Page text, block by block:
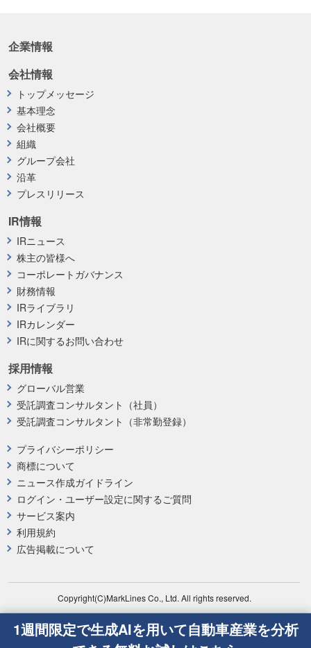
企業情報
プライバシーポリシー
商標について
ニュース作成ガイドライン
ログイン・ユーザー設定に関するご質問
サービス案内
利用規約
広告掲載について
採用情報
グローバル営業
受託調査コンサルタント（社員）
受託調査コンサルタント（非常勤登録）
会社情報
トップメッセージ
基本理念
会社概要
組織
グループ会社
沿革
プレスリリース
IR情報
IRニュース
株主の皆様へ
コーポレートガバナンス
財務情報
IRライブラリ
IRカレンダー
IRに関するお問い合わせ
Copyright(C)MarkLines Co., Ltd. All rights reserved.
1週間限定で生成AIを用いて自動車産業を分析